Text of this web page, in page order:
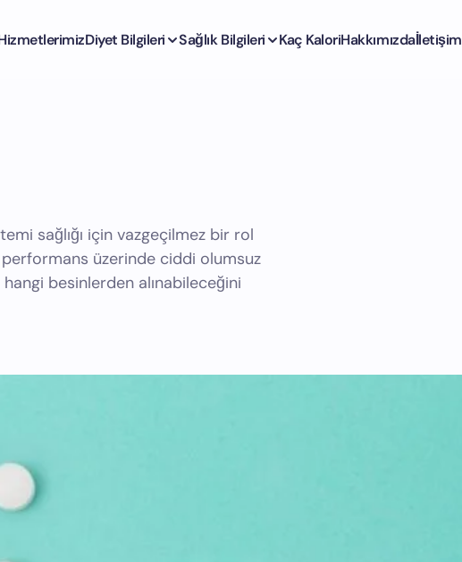
Diyet Bilgileri Sağlık Bilgileri Kaç KaloriHakkımızdaİletişim
sağlığı için vazgeçilmez bir rol
üzerinde ciddi olumsuz
besinlerden alınabileceğini